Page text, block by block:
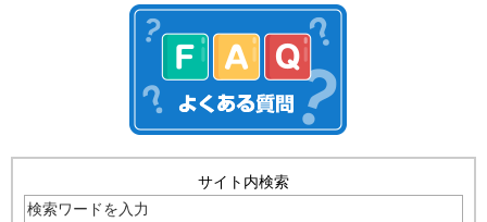
サイト内検索